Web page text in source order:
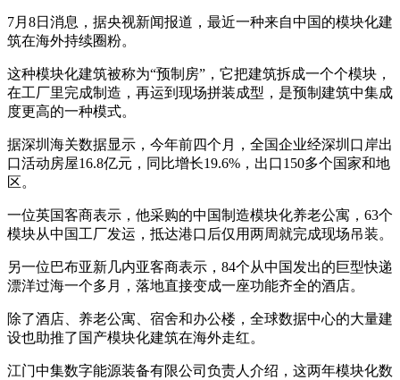
7月8日消息，据央视新闻报道，最近一种来自中国的模块化建
筑在海外持续圈粉。
这种模块化建筑被称为“预制房”，它把建筑拆成一个个模块，
在工厂里完成制造，再运到现场拼装成型，是预制建筑中集成
度更高的一种模式。
据深圳海关数据显示，今年前四个月，全国企业经深圳口岸出
口活动房屋16.8亿元，同比增长19.6%，出口150多个国家和地
区。
一位英国客商表示，他采购的中国制造模块化养老公寓，63个
模块从中国工厂发运，抵达港口后仅用两周就完成现场吊装。
另一位巴布亚新几内亚客商表示，84个从中国发出的巨型快递
漂洋过海一个多月，落地直接变成一座功能齐全的酒店。
除了酒店、养老公寓、宿舍和办公楼，全球数据中心的大量建
设也助推了国产模块化建筑在海外走红。
江门中集数字能源装备有限公司负责人介绍，这两年模块化数